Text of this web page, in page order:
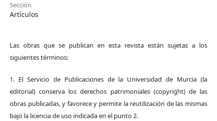
Sección
Artículos
Las obras que se publican en esta revista están sujetas a los
siguientes términos:
1. El Servicio de Publicaciones de la Universidad de Murcia (la
editorial) conserva los derechos patrimoniales (copyright) de las
obras publicadas, y favorece y permite la reutilización de las mismas
bajo la licencia de uso indicada en el punto 2.